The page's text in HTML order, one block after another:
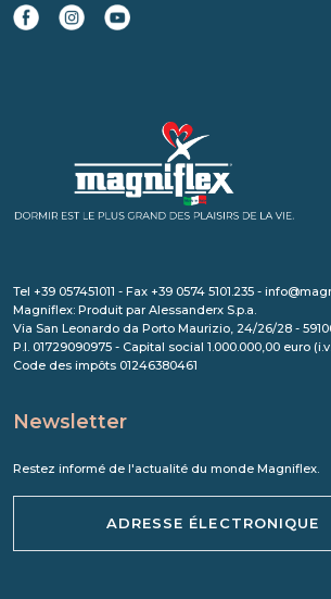
Tel +39 057451011 - Fax +39 0574 5101.235 -
Magniflex: Produit par Alessanderx S.p.a.
Via San Leonardo da Porto Maurizio, 24/26/28 -
P.I. 01729090975 - Capital social 1.000.000,00 euro
Code des impôts 01246380461
Newsletter
Restez informé de l'actualité du monde Magniflex.